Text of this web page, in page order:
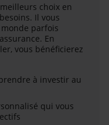
choix en
Il vous
parfois
En
vous bénéficierez
à investir au
qui vous